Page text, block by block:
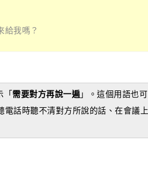
給我嗎？
「 需要對方再說一遍 」。這個用語也可
話時聽不清對方所說的話、在會議上